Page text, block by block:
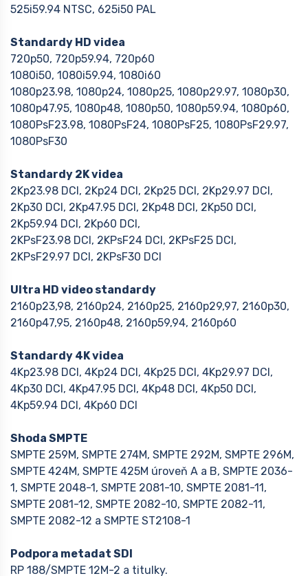
525i59.94 NTSC, 625i50 PAL
Standardy HD videa
720p50, 720p59.94, 720p60
1080i50, 1080i59.94, 1080i60
1080p23.98, 1080p24, 1080p25, 1080p29.97, 1080p30,
1080p47.95, 1080p48, 1080p50, 1080p59.94, 1080p60,
1080PsF23.98, 1080PsF24, 1080PsF25, 1080PsF29.97,
1080PsF30
Standardy 2K videa
2Kp23.98 DCI, 2Kp24 DCI, 2Kp25 DCI, 2Kp29.97 DCI,
2Kp30 DCI, 2Kp47.95 DCI, 2Kp48 DCI, 2Kp50 DCI,
2Kp59.94 DCI, 2Kp60 DCI,
2KPsF23.98 DCI, 2KPsF24 DCI, 2KPsF25 DCI,
2KPsF29.97 DCI, 2KPsF30 DCI
Ultra HD video standardy
2160p23,98, 2160p24, 2160p25, 2160p29,97, 2160p30,
2160p47,95, 2160p48, 2160p59,94, 2160p60
Standardy 4K videa
4Kp23.98 DCI, 4Kp24 DCI, 4Kp25 DCI, 4Kp29.97 DCI,
4Kp30 DCI, 4Kp47.95 DCI, 4Kp48 DCI, 4Kp50 DCI,
4Kp59.94 DCI, 4Kp60 DCI
Shoda SMPTE
SMPTE 259M, SMPTE 274M, SMPTE 292M, SMPTE 296M,
SMPTE 424M, SMPTE 425M úroveň A a B, SMPTE 2036-
1, SMPTE 2048-1, SMPTE 2081-10, SMPTE 2081-11,
SMPTE 2081-12, SMPTE 2082-10, SMPTE 2082-11,
SMPTE 2082-12 a SMPTE ST2108-1
Podpora metadat SDI
RP 188/SMPTE 12M-2 a titulky.